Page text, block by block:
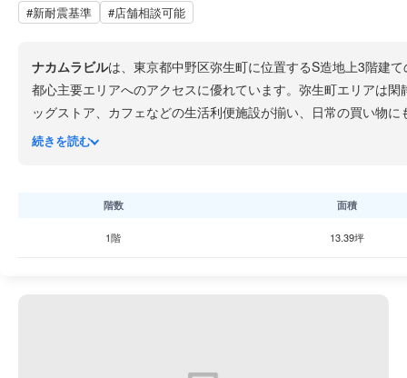
#新耐震基準 #店舗相談可能
ナカムラビルは、東京都中野区弥生町に位置するS造地上3階建
都心主要エリアへのアクセスに優れています。弥生町エリアは
ッグストア、カフェなどの生活利便施設が揃い、日常の買い物
きる物件です。
続きを読む
階数 面積
1階 13.39坪